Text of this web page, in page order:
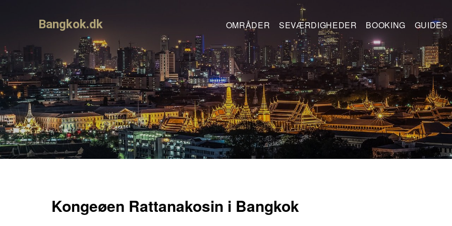
Bangkok.dk OMRÅDER SEVÆRDIGHEDER BOOKING GUIDES
Kongeøen Rattanakosin i Bangkok